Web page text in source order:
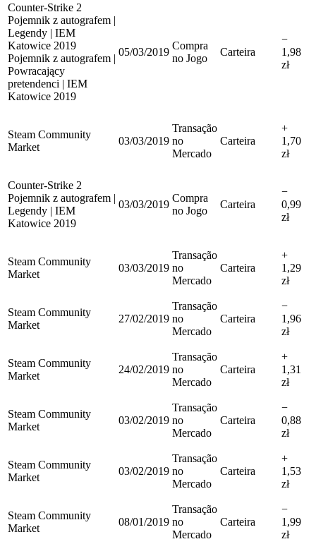
Counter-Strike 2
Pojemnik z autografem |
Legendy | IEM
Katowice 2019
Pojemnik z autografem |
Powracający
pretendenci | IEM
Katowice 2019
05/03/2019
Compra
no Jogo
Carteira
−
1,98
zł
Steam Community
Market
03/03/2019
Transação
no
Mercado
Carteira
+
1,70
zł
Counter-Strike 2
Pojemnik z autografem |
Legendy | IEM
Katowice 2019
03/03/2019
Compra
no Jogo
Carteira
−
0,99
zł
Steam Community
Market
03/03/2019
Transação
no
Mercado
Carteira
+
1,29
zł
Steam Community
Market
27/02/2019
Transação
no
Mercado
Carteira
−
1,96
zł
Steam Community
Market
24/02/2019
Transação
no
Mercado
Carteira
+
1,31
zł
Steam Community
Market
03/02/2019
Transação
no
Mercado
Carteira
−
0,88
zł
Steam Community
Market
03/02/2019
Transação
no
Mercado
Carteira
+
1,53
zł
Steam Community
Market
08/01/2019
Transação
no
Mercado
Carteira
−
1,99
zł